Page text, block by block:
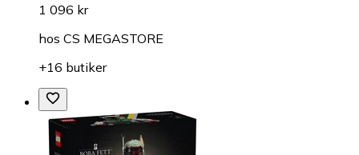
1 096 kr
hos CS MEGASTORE
+16 butiker